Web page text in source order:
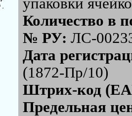
Количество в
№ РУ:ЛС-
Дата
(1872-Пр/10)
Штрих-код
Предельная